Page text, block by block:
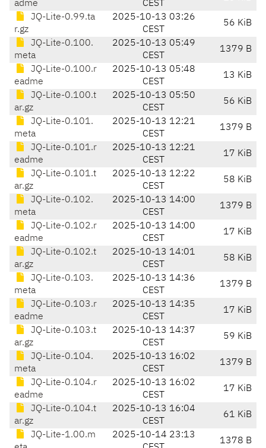
adme
CEST
JQ-Lite-0.99.ta
r.gz
2025-10-13 03:26
CEST
56 KiB
JQ-Lite-0.100.
meta
2025-10-13 05:49
CEST
1379 B
JQ-Lite-0.100.r
eadme
2025-10-13 05:48
CEST
13 KiB
JQ-Lite-0.100.t
ar.gz
2025-10-13 05:50
CEST
56 KiB
JQ-Lite-0.101.
meta
2025-10-13 12:21
CEST
1379 B
JQ-Lite-0.101.r
eadme
2025-10-13 12:21
CEST
17 KiB
JQ-Lite-0.101.t
ar.gz
2025-10-13 12:22
CEST
58 KiB
JQ-Lite-0.102.
meta
2025-10-13 14:00
CEST
1379 B
JQ-Lite-0.102.r
eadme
2025-10-13 14:00
CEST
17 KiB
JQ-Lite-0.102.t
ar.gz
2025-10-13 14:01
CEST
58 KiB
JQ-Lite-0.103.
meta
2025-10-13 14:36
CEST
1379 B
JQ-Lite-0.103.r
eadme
2025-10-13 14:35
CEST
17 KiB
JQ-Lite-0.103.t
ar.gz
2025-10-13 14:37
CEST
59 KiB
JQ-Lite-0.104.
meta
2025-10-13 16:02
CEST
1379 B
JQ-Lite-0.104.r
eadme
2025-10-13 16:02
CEST
17 KiB
JQ-Lite-0.104.t
ar.gz
2025-10-13 16:04
CEST
61 KiB
JQ-Lite-1.00.m
2025-10-14 23:13
1378 B